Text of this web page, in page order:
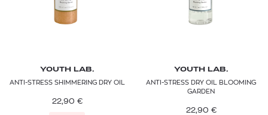
YOUTH LAB.
ANTI-STRESS SHIMMERING DRY OIL
22,90 €
YOUTH LAB.
ANTI-STRESS DRY OIL BLOOMING
GARDEN
22,90 €